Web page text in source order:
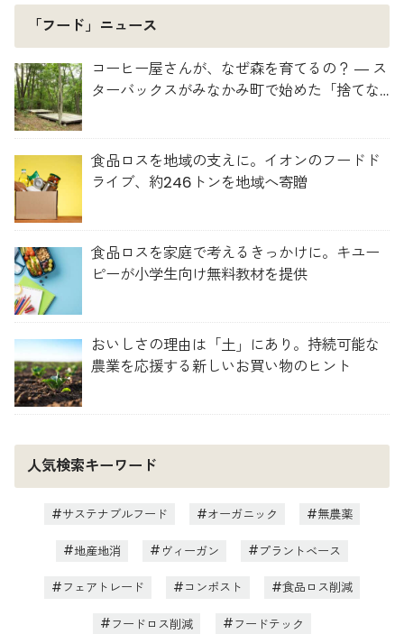
「フード」ニュース
コーヒー屋さんが、なぜ森を育てるの？ ― ス
ターバックスがみなかみ町で始めた「捨てな
食品ロスを地域の支えに。イオンのフードド
ライブ、約246トンを地域へ寄贈
食品ロスを家庭で考えるきっかけに。キユー
ピーが小学生向け無料教材を提供
おいしさの理由は「土」にあり。持続可能な
農業を応援する新しいお買い物のヒント
人気検索キーワード
サステナブルフード オーガニック 無農薬
地産地消 ヴィーガン プラントベース
フェアトレード コンポスト 食品ロス削減
フードロス削減 フードテック